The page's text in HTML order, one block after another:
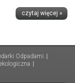
czytaj więcej »
Odpadami